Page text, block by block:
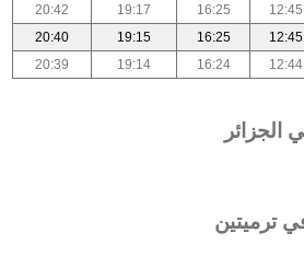
12:45
16:25
19:17
20:42
12:45
16:25
19:15
20:40
12:44
16:24
19:14
20:39
الجزائر
ترميتين